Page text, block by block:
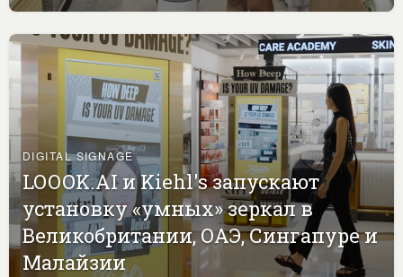
DIGITAL SIGNAGE
LOOOK.AI и Kiehl's запускают
установку «умных» зеркал в
Великобритании, ОАЭ, Сингапуре и
Малайзии